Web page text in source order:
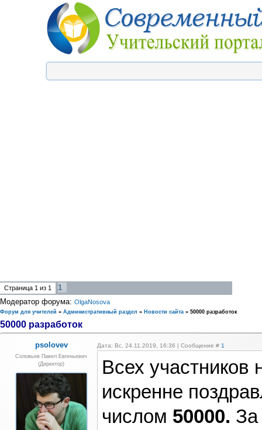
Страница 1 из 1
1
Модератор форума: OlgaNosova
Форум для учителей » Административный раздел » Новости сайта » 50000 разработок
50000 разработок
psolovev Дата: Вс, 24.11.2019, 16:36 | Сообщение # 1
Соловьев Павел Евгеньевич
(Директор)
Всех участников
искренне
числом 50000.